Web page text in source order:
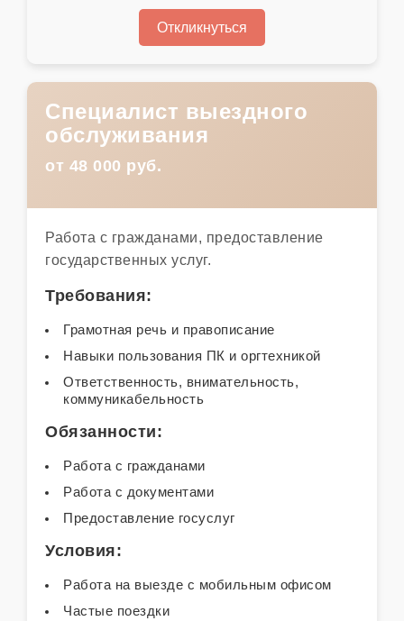
Откликнуться
Специалист выездного
обслуживания
от 48 000 руб.
Работа с гражданами, предоставление
государственных услуг.
Требования:
Грамотная речь и правописание
Навыки пользования ПК и оргтехникой
Ответственность, внимательность,
коммуникабельность
Обязанности:
Работа с гражданами
Работа с документами
Предоставление госуслуг
Условия:
Работа на выезде с мобильным офисом
Частые поездки